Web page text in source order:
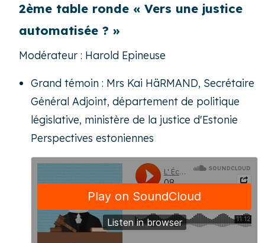
2ème table ronde « Vers une justice
automatisée ? »
Modérateur : Harold Epineuse
Grand témoin : Mrs Kai HäRMAND, Secrétaire
Général Adjoint, département de politique
législative, ministère de la justice d'Estonie
Perspectives estoniennes